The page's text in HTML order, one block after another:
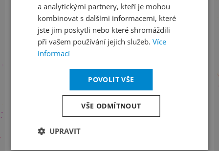
LinkedIn
flickr
Informace o stavu objednávek
+420 461 049 232
Informace o programu
+420 257 310 414
a analytickými partnery, kteří je mohou
kombinovat s dalšími informacemi, které
jste jim poskytli nebo které shromáždili
při vašem používání jejich služeb. Více
informací
POVOLIT VŠE
VŠE ODMÍTNOUT
UPRAVIT